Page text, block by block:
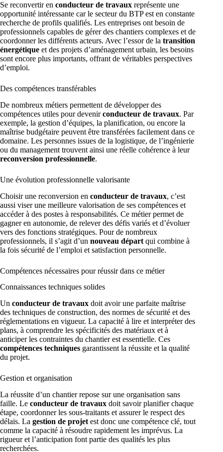
Se reconvertir en conducteur de travaux représente une
opportunité intéressante car le secteur du BTP est en constante
recherche de profils qualifiés. Les entreprises ont besoin de
professionnels capables de gérer des chantiers complexes et de
coordonner les différents acteurs. Avec l’essor de la transition
énergétique et des projets d’aménagement urbain, les besoins
sont encore plus importants, offrant de véritables perspectives
d’emploi.
Des compétences transférables
De nombreux métiers permettent de développer des
compétences utiles pour devenirconducteur de travaux. Par
exemple, la gestion d’équipes, la planification, ou encore la
maîtrise budgétaire peuvent être transférées facilement dans ce
domaine. Les personnes issues de la logistique, de l’ingénierie
ou du management trouvent ainsi une réelle cohérence à leur
reconversion professionnelle.
Une évolution professionnelle valorisante
Choisir une reconversion en conducteur de travaux, c’est
aussi viser une meilleure valorisation de ses compétences et
accéder à des postes à responsabilités. Ce métier permet de
gagner en autonomie, de relever des défis variés et d’évoluer
vers des fonctions stratégiques. Pour de nombreux
professionnels, il s’agit d’un nouveau départ qui combine à
la fois sécurité de l’emploi et satisfaction personnelle.
Compétences nécessaires pour réussir dans ce métier
Connaissances techniques solides
Un conducteur de travaux doit avoir une parfaite maîtrise
des techniques de construction, des normes de sécurité et des
réglementations en vigueur. La capacité à lire et interpréter des
plans, à comprendre les spécificités des matériaux et à
anticiper les contraintes du chantier est essentielle. Ces
compétences techniques garantissent la réussite et la qualité
du projet.
Gestion et organisation
La réussite d’un chantier repose sur une organisation sans
faille. Le conducteur de travaux doit savoir planifier chaque
étape, coordonner les sous-traitants et assurer le respect des
délais. La gestion de projet est donc une compétence clé, tout
comme la capacité à résoudre rapidement les imprévus. La
rigueur et l’anticipation font partie des qualités les plus
recherchées.